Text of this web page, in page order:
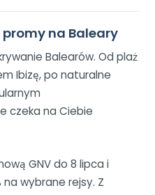
promy na Baleary
Balearów. Od plaż
Ibizę, po naturalne
czeka na Ciebie
GNV do 8 lipca i
wybrane rejsy. Z